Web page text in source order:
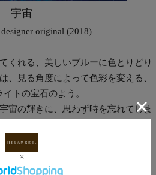
宇宙
original (2018)
くれる、美しいブルーに色とりどり
、見る角度によって色彩を変える、
トの宝石のよう。
宙の輝きに、思わず時を忘れてしま